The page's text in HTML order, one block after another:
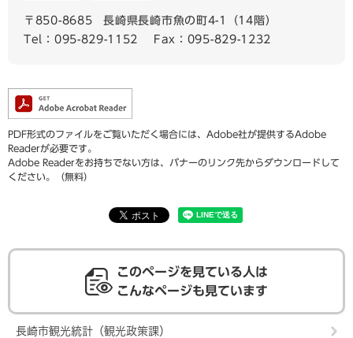
〒850-8685
長崎県長崎市魚の町4-1（14階）
Tel：095-829-1152
Fax：095-829-1232
PDF形式のファイルをご覧いただく場合には、Adobe社が提供するAdobe
Readerが必要です。
Adobe Readerをお持ちでない方は、バナーのリンク先からダウンロードして
ください。（無料）
このページを見ている人は
こんなページも見ています
長崎市観光統計（観光政策課）